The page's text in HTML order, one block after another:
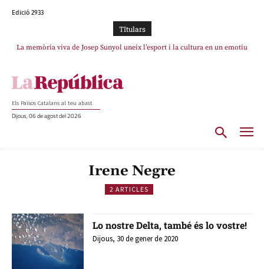
Edició 2933
TItulars
La memòria viva de Josep Sunyol uneix l’esport i la cultura en un emotiu
Els Països Catalans al teu abast
Dijous, 06 de agost del 2026
Irene Negre
2 ARTICLES
Lo nostre Delta, també és lo vostre!
Dijous, 30 de gener de 2020